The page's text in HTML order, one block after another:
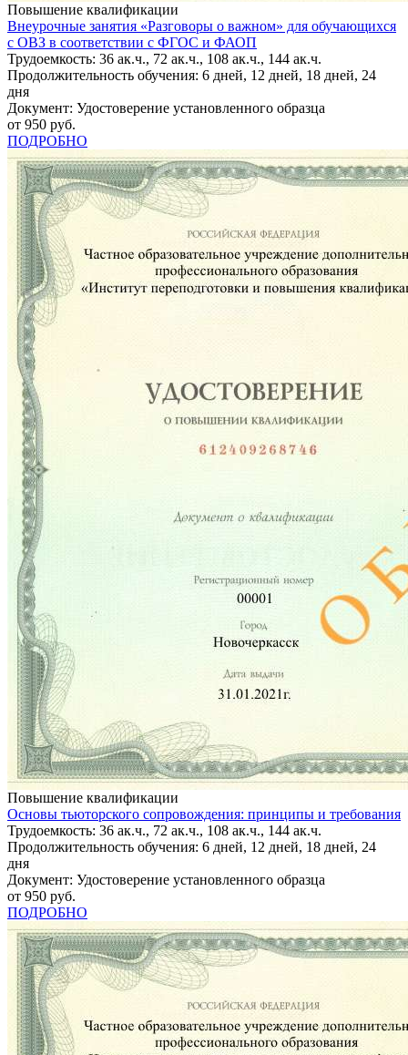
Повышение квалификации
Внеурочные занятия «Разговоры о важном» для обучающихся
с ОВЗ в соответствии с ФГОС и ФАОП
Трудоемкость: 36 ак.ч., 72 ак.ч., 108 ак.ч., 144 ак.ч.
Продолжительность обучения: 6 дней, 12 дней, 18 дней, 24
дня
Документ: Удостоверение установленного образца
от 950 руб.
ПОДРОБНО
Повышение квалификации
Основы тьюторского сопровождения: принципы и требования
Трудоемкость: 36 ак.ч., 72 ак.ч., 108 ак.ч., 144 ак.ч.
Продолжительность обучения: 6 дней, 12 дней, 18 дней, 24
дня
Документ: Удостоверение установленного образца
от 950 руб.
ПОДРОБНО